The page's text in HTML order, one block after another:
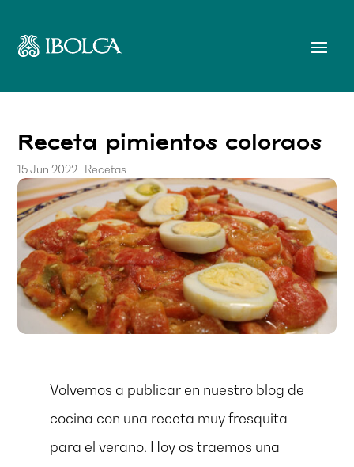
Receta pimientos coloraos
15 Jun 2022 | Recetas
Volvemos a publicar en nuestro blog de
cocina con una receta muy fresquita
para el verano. Hoy os traemos una